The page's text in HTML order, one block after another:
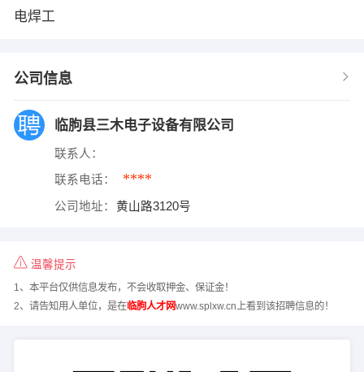
电焊工
公司信息
临朐县三木电子设备有限公司
联系人：
联系电话： ****
公司地址： 黄山路3120号
温馨提示
1、本平台仅供信息发布，不会收取押金、保证金！
2、请告知用人单位，是在临朐人才网www.splxw.cn上看到该招聘信息的！